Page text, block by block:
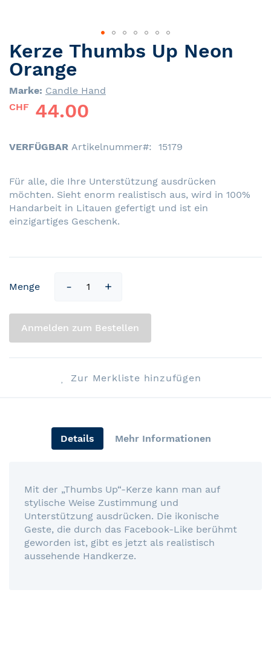
Skip
to
the
beginning
the
gallery
Kerze Thumbs Up Neon
Orange
Marke: Candle Hand
CHF 44.00
VERFÜGBAR Artikelnummer 15179
Für alle, die Ihre Unterstützung ausdrücken
möchten. Sieht enorm realistisch aus, wird in 100%
Handarbeit in Litauen gefertigt und ist ein
einzigartiges Geschenk.
Menge
Anmelden zum Bestellen
Zur Merkliste hinzufügen
Details Mehr Informationen
Mit der „Thumbs Up“-Kerze kann man auf
stylische Weise Zustimmung und
Unterstützung ausdrücken. Die ikonische
Geste, die durch das Facebook-Like berühmt
geworden ist, gibt es jetzt als realistisch
aussehende Handkerze.